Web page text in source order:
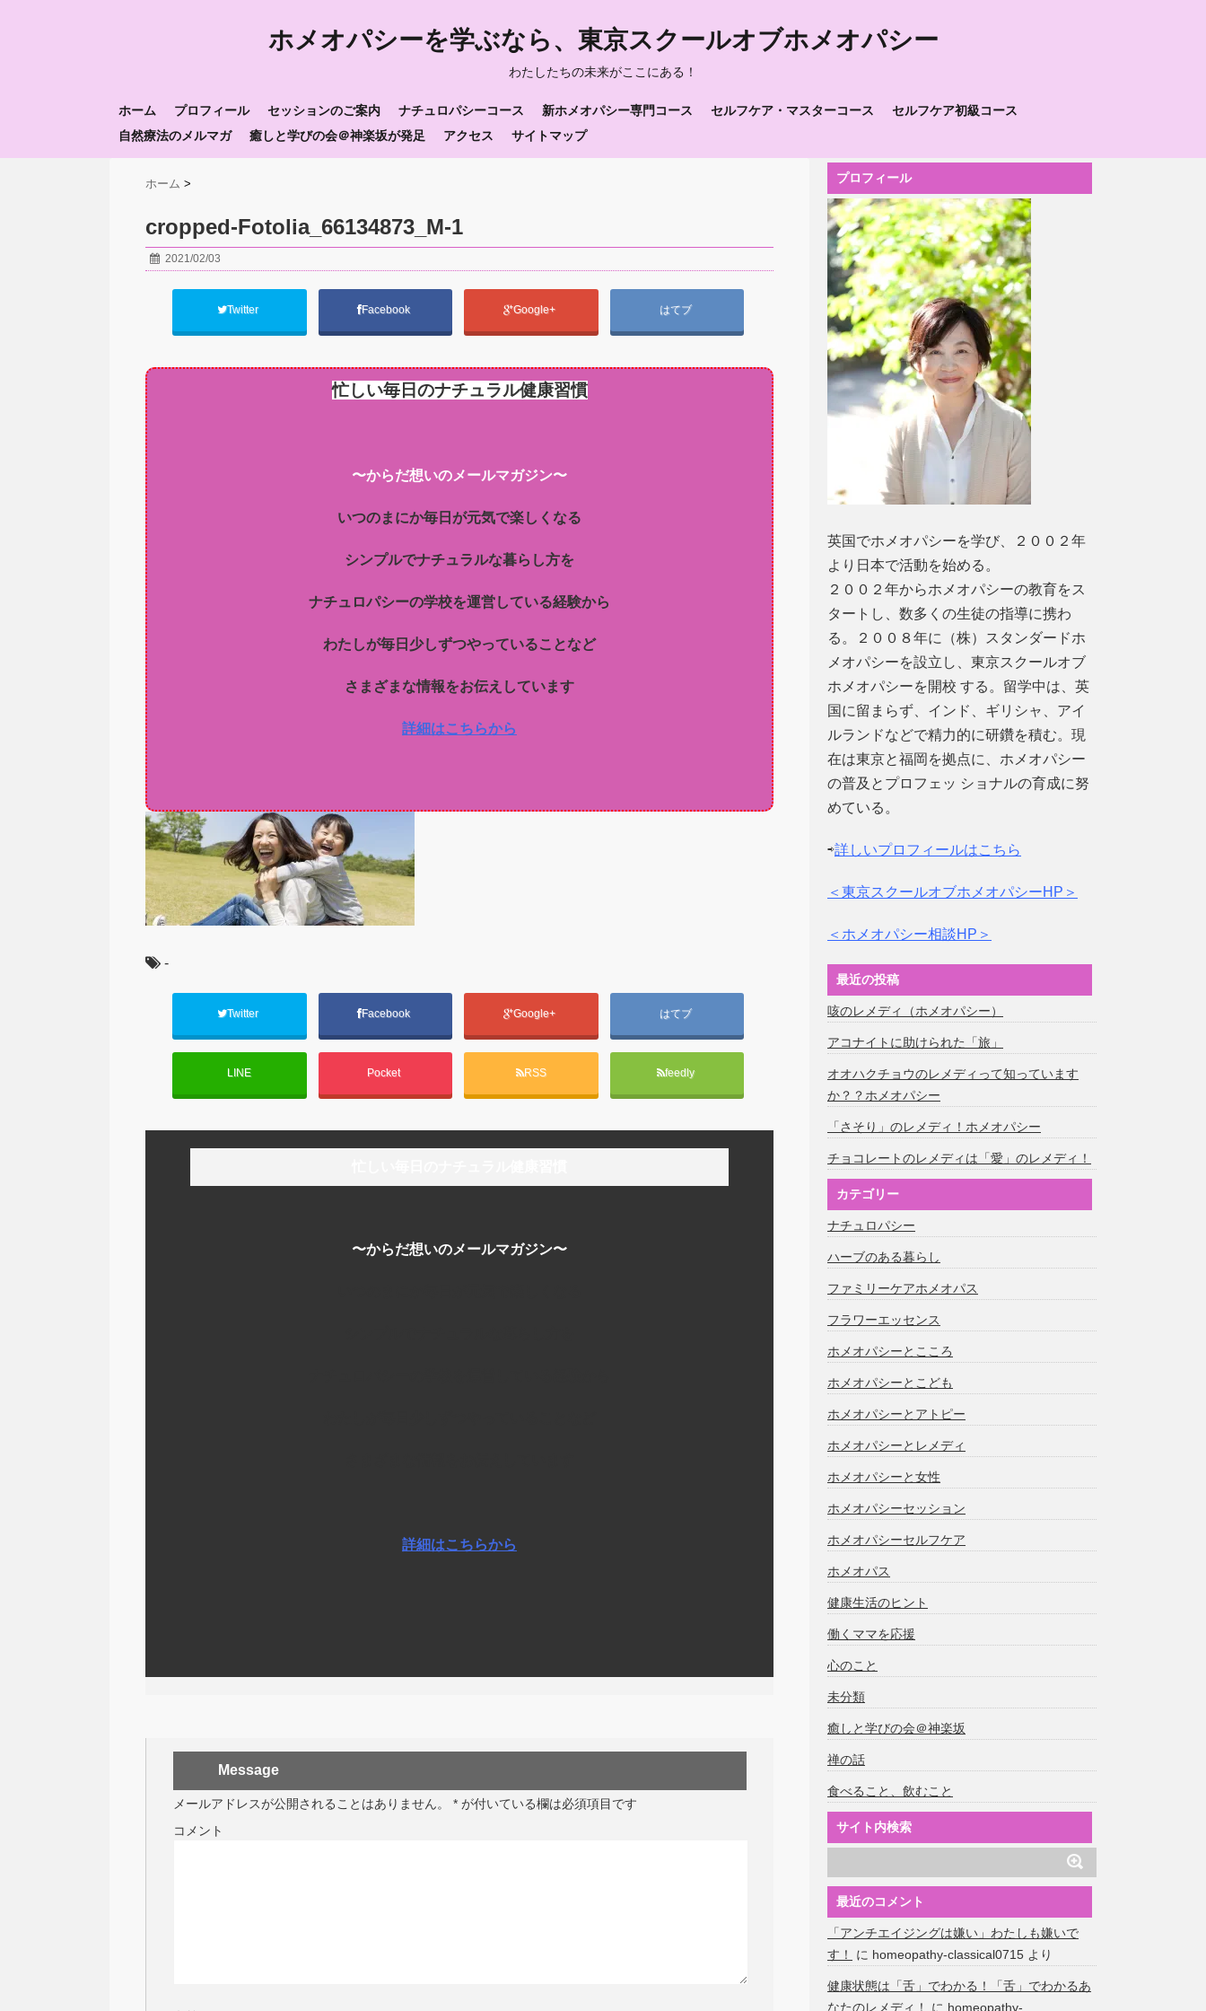
ホメオパシーを学ぶなら、東京スクールオブホメオパシー
わたしたちの未来がここにある！
ホーム プロフィール セッションのご案内 ナチュロパシーコース 新ホメオパシー専門コース セルフケア・マスターコース
セルフケア初級コース
自然療法のメルマガ
癒しと学びの会＠神楽坂が発足 アクセス サイトマップ
ホーム >
cropped-Fotolia_66134873_M-1
2021/02/03
Twitter Facebook Google+ はてブ
忙しい毎日のナチュラル健康習慣
〜からだ想いのメールマガジン〜
いつのまにか毎日が元気で楽しくなる
シンプルでナチュラルな暮らし方を
ナチュロパシーの学校を運営している経験から
わたしが毎日少しずつやっていることなど
さまざまな情報をお伝えしています
詳細はこちらから
-
Twitter Facebook Google+ はてブ
LINE Pocket RSS feedly
〜からだ想いのメールマガジン〜
詳細はこちらから
Message
メールアドレスが公開されることはありません。 * が付いている欄は必須項目です
コメント
プロフィール
英国でホメオパシーを学び、２００２年
より日本で活動を始める。
２００２年からホメオパシーの教育をス
タートし、数多くの生徒の指導に携わ
る。２００８年に（株）スタンダードホ
メオパシーを設立し、東京スクールオブ
ホメオパシーを開校 する。留学中は、英
国に留まらず、インド、ギリシャ、アイ
ルランドなどで精力的に研鑽を積む。現
在は東京と福岡を拠点に、ホメオパシー
の普及とプロフェッ ショナルの育成に努
めている。
⇨詳しいプロフィールはこちら
＜東京スクールオブホメオパシーHP＞
＜ホメオパシー相談HP＞
最近の投稿
咳のレメディ（ホメオパシー）
アコナイトに助けられた「旅」
オオハクチョウのレメディって知っています
か？？ホメオパシー
「さそり」のレメディ！ホメオパシー
チョコレートのレメディは「愛」のレメディ！
カテゴリー
ナチュロパシー
ハーブのある暮らし
ファミリーケアホメオパス
フラワーエッセンス
ホメオパシーとこころ
ホメオパシーとこども
ホメオパシーとアトピー
ホメオパシーとレメディ
ホメオパシーと女性
ホメオパシーセッション
ホメオパシーセルフケア
ホメオパス
健康生活のヒント
働くママを応援
心のこと
未分類
癒しと学びの会＠神楽坂
禅の話
食べること、飲むこと
サイト内検索
最近のコメント
「アンチエイジングは嫌い」わたしも嫌いで
す！
に homeopathy-classical0715 より
健康状態は「舌」でわかる！「舌」でわかるあ
なたのレメディ！
に homeopathy-